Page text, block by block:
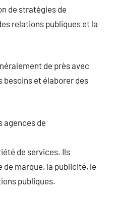
de stratégies de
relations publiques et la
de près avec
besoins et élaborer des
agences de
de services. Ils
marque, la publicité, le
publiques.